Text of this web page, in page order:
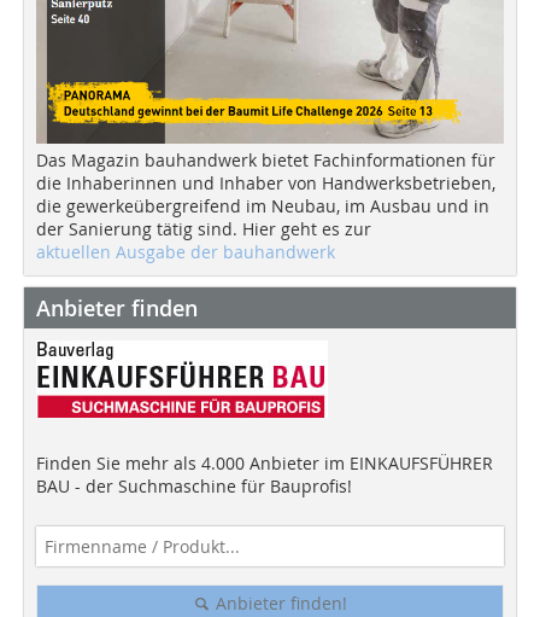
Das Magazin bauhandwerk bietet Fachinformationen für
die Inhaberinnen und Inhaber von Handwerksbetrieben,
die gewerkeübergreifend im Neubau, im Ausbau und in
der Sanierung tätig sind. Hier geht es zur
aktuellen Ausgabe der bauhandwerk
Anbieter finden
Finden Sie mehr als 4.000 Anbieter im EINKAUFSFÜHRER
BAU - der Suchmaschine für Bauprofis!
Anbieter finden!